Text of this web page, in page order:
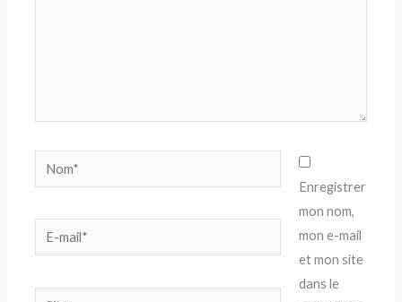
Nom*
E-
mail*
Site
Enregistrer
mon nom,
mon e-mail
et mon site
dans le